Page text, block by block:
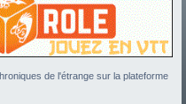
de l'étrange sur la plateforme